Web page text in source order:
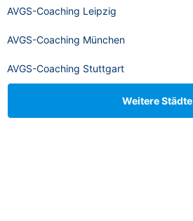
AVGS-Coaching Leipzig
AVGS-Coaching München
AVGS-Coaching Stuttgart
Weitere Städte